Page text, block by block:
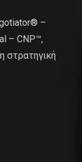
–
– CNP™,
στρατηγική